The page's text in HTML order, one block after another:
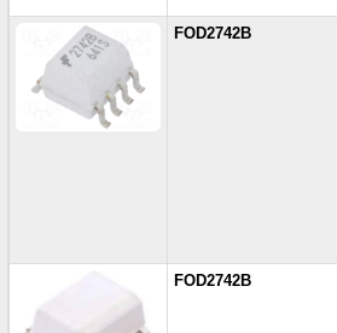
FOD2742B
FOD2742B